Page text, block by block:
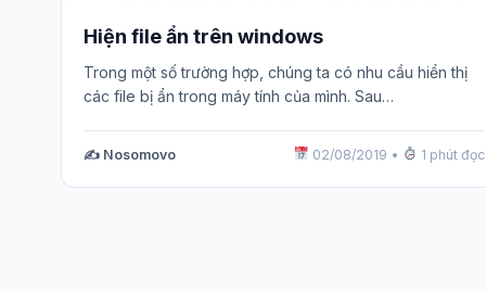
Hiện file ẩn trên windows
Trong một số trường hợp, chúng ta có nhu cầu hiển thị
các file bị ẩn trong máy tính của mình. Sau…
✍️ Nosomovo 02/08/2019 • 1 phút đọc